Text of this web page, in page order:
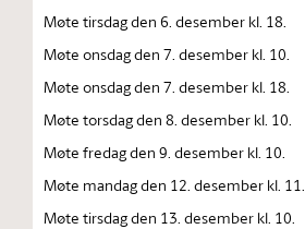
Møte tirsdag den 6. desember kl. 18.
Møte onsdag den 7. desember kl. 10.
Møte onsdag den 7. desember kl. 18.
Møte torsdag den 8. desember kl. 10.
Møte fredag den 9. desember kl. 10.
Møte mandag den 12. desember kl. 11.
Møte tirsdag den 13. desember kl. 10.